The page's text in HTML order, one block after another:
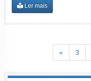
Ler mais
« Voltar
3